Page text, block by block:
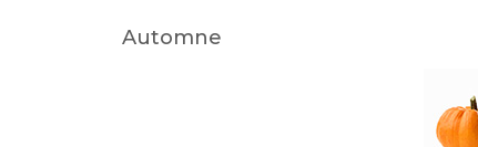
Automne